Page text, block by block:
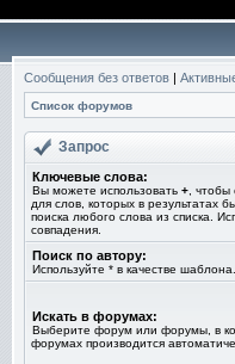
Сообщения без ответов |
Список форумов
Запрос
Ключевые слова:
Вы можете использовать + ,
для слов, которых в
поиска любого слова из списка.
совпадения.
Поиск по автору:
Используйте * в качестве шаблона.
Искать в форумах:
Выберите форум или форумы, в
форумах производится